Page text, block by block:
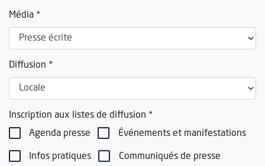
Média *
Diffusion *
Inscription aux listes de diffusion *
Agenda presse
Événements et manifestations
Infos pratiques Communiqués de presse